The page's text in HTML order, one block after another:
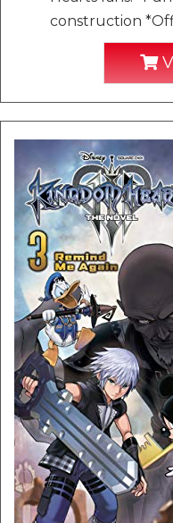
construction